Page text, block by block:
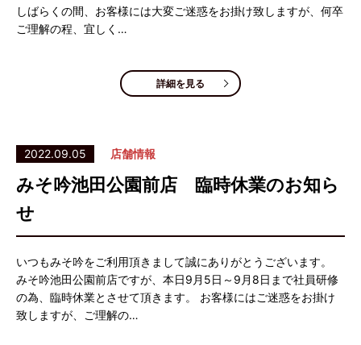
しばらくの間、お客様には大変ご迷惑をお掛け致しますが、何卒
ご理解の程、宜しく…
詳細を見る
2022.09.05 店舗情報
みそ吟池田公園前店 臨時休業のお知ら
せ
いつもみそ吟をご利用頂きまして誠にありがとうございます。
みそ吟池田公園前店ですが、本日9月5日～9月8日まで社員研修
の為、臨時休業とさせて頂きます。 お客様にはご迷惑をお掛け
致しますが、ご理解の…